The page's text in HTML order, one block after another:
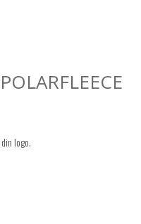
logo.